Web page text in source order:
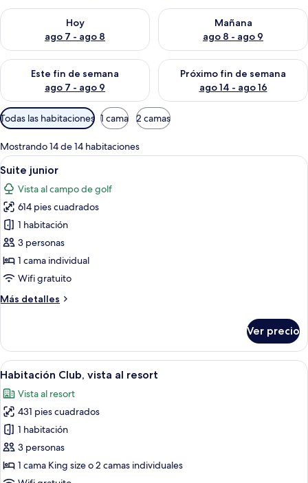
Hoy
ago 7 - ago 8
Consulta la disponibilidad para hoy ago 7 - ago 8
Mañana
ago 8 - ago 9
Consulta la disponibilidad
Este fin de semana
ago 7 - ago 9
Consulta la disponibilidad para este fin de semana ago 7 -
Próximo fin de semana
ago 14 - ago 16
Consulta la disponibilidad
Filtros
disponibles
para
las
habitaciones
Todas las habitaciones 1 cama 2 camas
Mostrando 14 de 14 habitaciones
Abrir
todas
las
fotos
de
Suite
junior
Un dormitorio moderno con una
5
Suite junior
Vista al campo de golf
614 pies cuadrados
1 habitación
3 personas
1 cama individual
Wifi gratuito
Más detalles
Más
junior
Ver precio
Abrir
todas
las
fotos
de
Habitación
Club,
vista
Una habitación de hotel moderna
5
Habitación Club, vista al resort
Vista al resort
431 pies cuadrados
1 habitación
3 personas
1 cama King size o 2 camas individuales